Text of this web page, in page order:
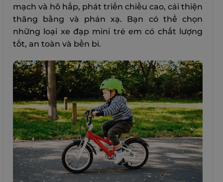
mạch và hô hấp, phát triển chiều cao, cải thiện
thăng bằng và phản xạ. Bạn có thể chọn
những loại xe đạp mini trẻ em có chất lượng
tốt, an toàn và bền bỉ.